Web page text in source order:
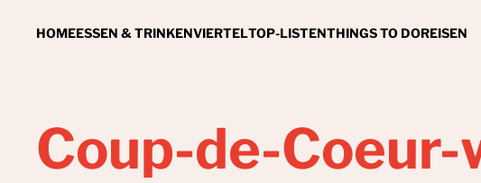
HOMEESSEN & TRINKENVIERTELTOP-LISTENTHINGS TO DOREISEN
Coup-de-